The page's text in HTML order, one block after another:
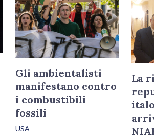
Gli ambientalisti
manifestano contro
i combustibili
fossili
USA
La